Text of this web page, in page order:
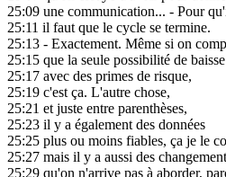
25:09 une communication... - Pour
25:11 il faut que le cycle se termine.
25:13 - Exactement. Même si on
25:15 que la seule possibilité de
25:17 avec des primes de risque,
25:19 c'est ça. L'autre chose,
25:21 et juste entre parenthèses,
25:23 il y a également des données
25:25 plus ou moins fiables, ça je le
25:27 mais il y a aussi des
25:29 qu'on n'arrive pas à aborder,